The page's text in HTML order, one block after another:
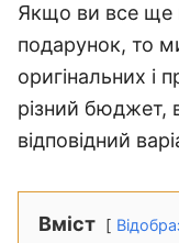
Якщо ви все ще
подарунок, то
оригінальних і
різний бюджет,
відповідний
Вміст